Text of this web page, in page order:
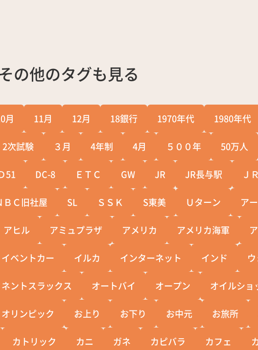
その他のタグも見る
月 11月 12月 18銀行 1970年代 1980年代
2次試験 ３月 4年制 4月 ５００年 50万人
51 DC-8 ＥＴＣ GW JR JR長与駅 Ｊ
ＢＣ旧社屋 SL ＳＳＫ S東美 Ｕターン ア
アヒル アミュプラザ アメリカ アメリカ海軍
イベントカー イルカ インターネット インド
ントスラックス オートバイ オープン オイルショ
オリンピック お上り お下り お中元 お旅所
カトリック カニ ガネ カピバラ カフェ